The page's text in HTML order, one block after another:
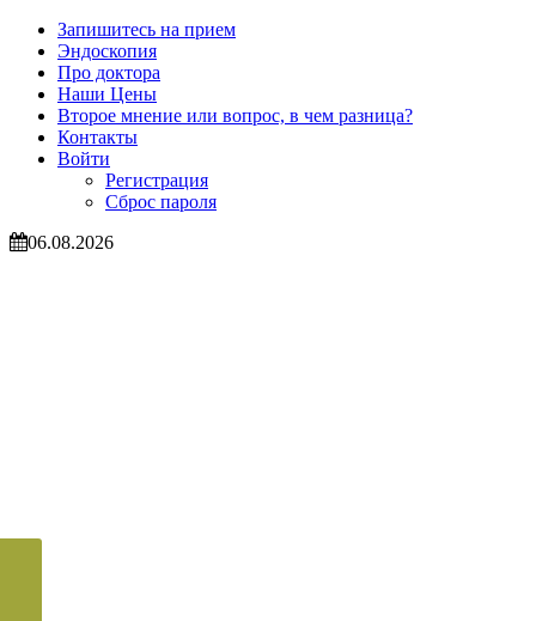
Запишитесь на прием
Эндоскопия
Про доктора
Наши Цены
Второе мнение или вопрос, в чем разница?
Контакты
Войти
Регистрация
Сброс пароля
06.08.2026